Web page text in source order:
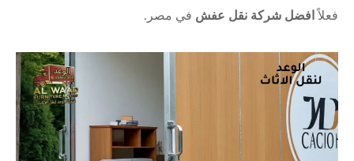
فعلاً افضل شركة نقل عفش في مصر.